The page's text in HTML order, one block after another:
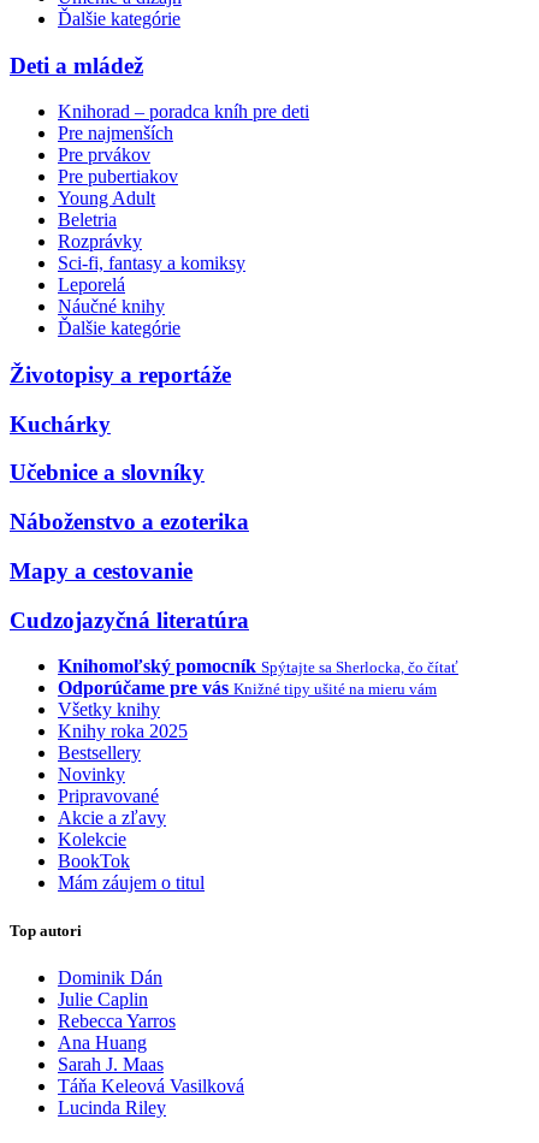
Ďalšie kategórie
Deti a mládež
Knihorad – poradca kníh pre deti
Pre najmenších
Pre prvákov
Pre pubertiakov
Young Adult
Beletria
Rozprávky
Sci-fi, fantasy a komiksy
Leporelá
Náučné knihy
Ďalšie kategórie
Životopisy a reportáže
Kuchárky
Učebnice a slovníky
Náboženstvo a ezoterika
Mapy a cestovanie
Cudzojazyčná literatúra
Knihomoľský pomocník Spýtajte sa Sherlocka, čo čítať
Odporúčame pre vás Knižné tipy ušité na mieru vám
Všetky knihy
Knihy roka 2025
Bestsellery
Novinky
Pripravované
Akcie a zľavy
Kolekcie
BookTok
Mám záujem o titul
Top autori
Dominik Dán
Julie Caplin
Rebecca Yarros
Ana Huang
Sarah J. Maas
Táňa Keleová Vasilková
Lucinda Riley